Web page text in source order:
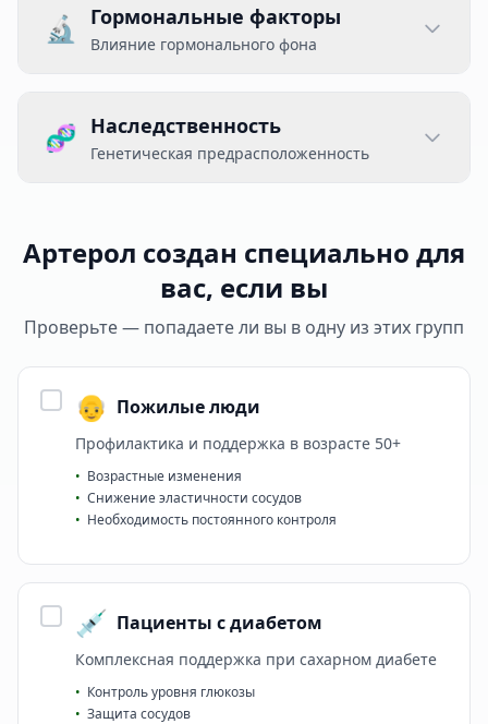
Ожирение увеличивает нагрузку на организм
🔬 Гормональные факторы
Влияние гормонального фона
Естественные гормональные перестройки
🧬 Наследственность
Генетическая предрасположенность
Артерол создан специально для
вас, если вы
Проверьте — попадаете ли вы в одну из этих групп
👴 Пожилые люди
Профилактика и поддержка в возрасте 50+
• Возрастные изменения
• Снижение эластичности сосудов
• Необходимость постоянного контроля
💉 Пациенты с диабетом
Комплексная поддержка при сахарном диабете
• Контроль уровня глюкозы
• Защита сосудов